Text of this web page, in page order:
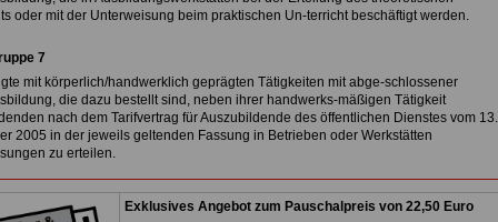
oder mit der Unterweisung beim praktischen Un-terricht beschäftigt werden.
7
mit körperlich/handwerklich geprägten Tätigkeiten mit abge-schlossener
die dazu bestellt sind, neben ihrer handwerks-mäßigen Tätigkeit
nach dem Tarifvertrag für Auszubildende des öffentlichen Dienstes vom 13.
2005 in der jeweils geltenden Fassung in Betrieben oder Werkstätten
zu erteilen.
Exklusives Angebot zum Pauschalpreis von 22,50 Euro